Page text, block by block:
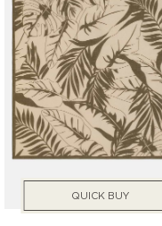
QUICK BUY